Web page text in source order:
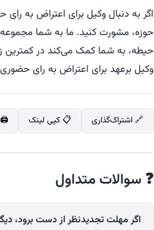
اگر به دنبال وکیل برای اعتراض به
حوزه، مشورت کنید. ما به شما مجموعه
حیطه، به شما کمک می‌کند در کمترین
وکیل برعهد برای اعتراض به رای حضوری کافی است با شماره
🔗 اشتراک‌گذاری 📋 کپی لینک 🖨️
❓ سوالات متداول
اگر مهلت تجدیدنظر از دست برود،